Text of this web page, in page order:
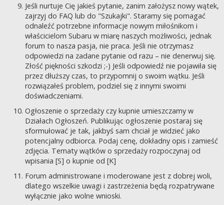
Jeśli nurtuje Cię jakieś pytanie, zanim założysz nowy wątek,
zajrzyj do FAQ lub do "Szukajki". Staramy się pomagać
odnaleźć potrzebne informacje nowym miłośnikom i
właścicielom Subaru w miarę naszych możliwości, jednak
forum to nasza pasja, nie praca. Jeśli nie otrzymasz
odpowiedzi na zadane pytanie od razu – nie denerwuj się.
Złość piękności szkodzi ;-) Jeśli odpowiedź nie pojawiła się
przez dłuższy czas, to przypomnij o swoim wątku. Jeśli
rozwiązałeś problem, podziel się z innymi swoimi
doświadczeniami.
Ogłoszenie o sprzedaży czy kupnie umieszczamy w
Działach Ogłoszeń. Publikując ogłoszenie postaraj się
sformułować je tak, jakbyś sam chciał je widzieć jako
potencjalny odbiorca. Podaj cenę, dokładny opis i zamieść
zdjęcia. Tematy wątków o sprzedaży rozpoczynaj od
wpisania [S] o kupnie od [K]
Forum administrowane i moderowane jest z dobrej woli,
dlatego wszelkie uwagi i zastrzeżenia będą rozpatrywane
wyłącznie jako wolne wnioski.